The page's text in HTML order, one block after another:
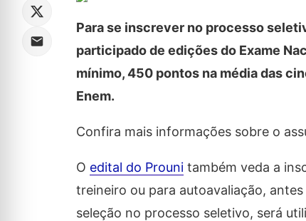
Para se inscrever no processo
participado de edições do Exame
mínimo, 450 pontos na média das
Enem.
Confira mais informações sobre o
O edital do Prounitambém veda a
treineiro ou para autoavaliação,
seleção no processo seletivo, será